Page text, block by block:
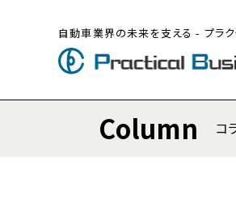
自動車業界の未来を支える - プラク
Column コ